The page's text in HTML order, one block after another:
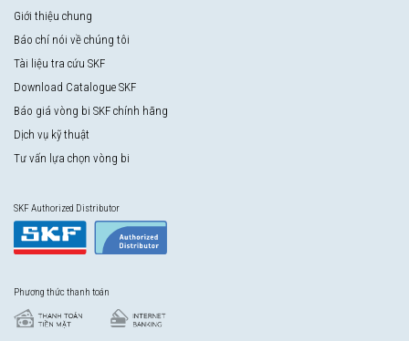
Giới thiệu chung
Báo chí nói về chúng tôi
Tài liệu tra cứu SKF
Download Catalogue SKF
Báo giá vòng bi SKF chính hãng
Dịch vụ kỹ thuật
Tư vấn lựa chọn vòng bi
SKF Authorized Distributor
Phương thức thanh toán